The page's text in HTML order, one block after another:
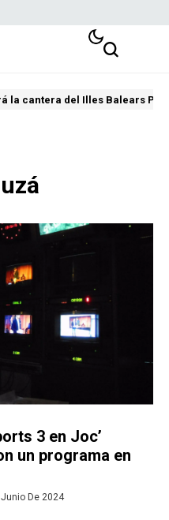
la cantera del Illes Balears
3 en Joc’
un programa en
De 2024